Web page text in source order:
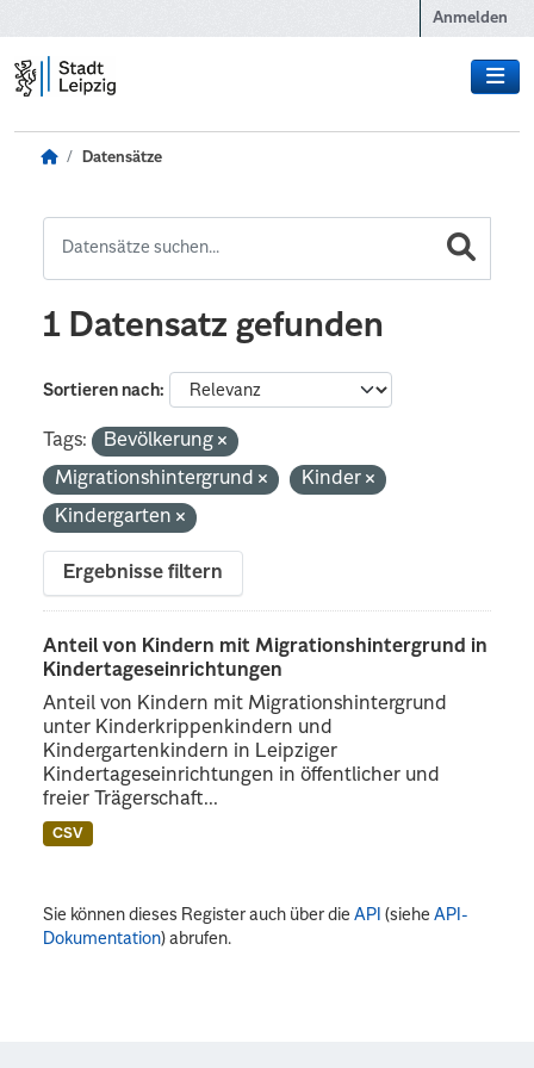
Anmelden
Datensätze
1 Datensatz gefunden
Sortieren nach
Tags:
Bevölkerung
Migrationshintergrund
Kinder
Kindergarten
Ergebnisse filtern
Anteil von Kindern mit Migrationshintergrund in
Kindertageseinrichtungen
Anteil von Kindern mit Migrationshintergrund
unter Kinderkrippenkindern und
Kindergartenkindern in Leipziger
Kindertageseinrichtungen in öffentlicher und
freier Trägerschaft...
CSV
Sie können dieses Register auch über dieAPI (sieheAPI-
Dokumentation) abrufen.